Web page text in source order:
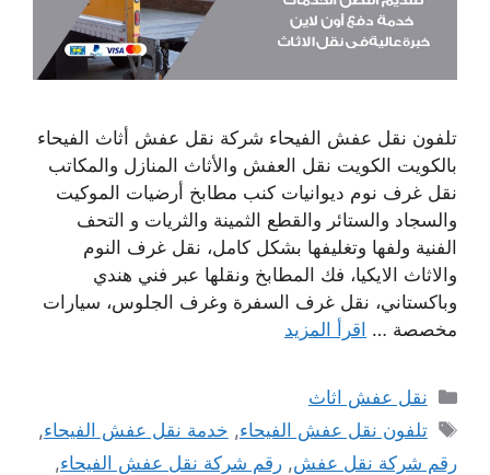
تلفون نقل عفش الفيحاء شركة نقل عفش أثاث الفيحاء
بالكويت الكويت نقل العفش والأثاث المنازل والمكاتب
نقل غرف نوم ديوانيات كنب مطابخ أرضيات الموكيت
والسجاد والستائر والقطع الثمينة والثريات و التحف
الفنية ولفها وتغليفها بشكل كامل، نقل غرف النوم
والاثاث الايكيا، فك المطابخ ونقلها عبر فني هندي
وباكستاني، نقل غرف السفرة وغرف الجلوس، سيارات
مخصصة … اقرأ المزيد
التصنيفات
نقل عفش اثاث
الوسوم
تلفون نقل عفش الفيحاء, خدمة نقل عفش الفيحاء,
رقم شركة نقل عفش, رقم شركة نقل عفش الفيحاء,